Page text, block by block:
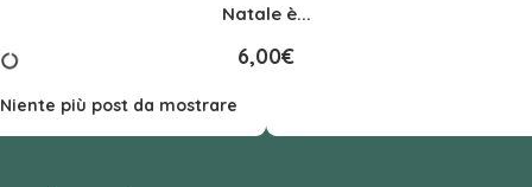
Natale è...
6,00€
Niente più post da mostrare